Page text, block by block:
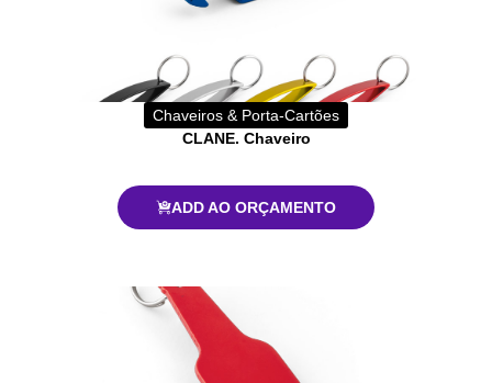
Chaveiros & Porta-Cartões
CLANE. Chaveiro
ADD AO ORÇAMENTO